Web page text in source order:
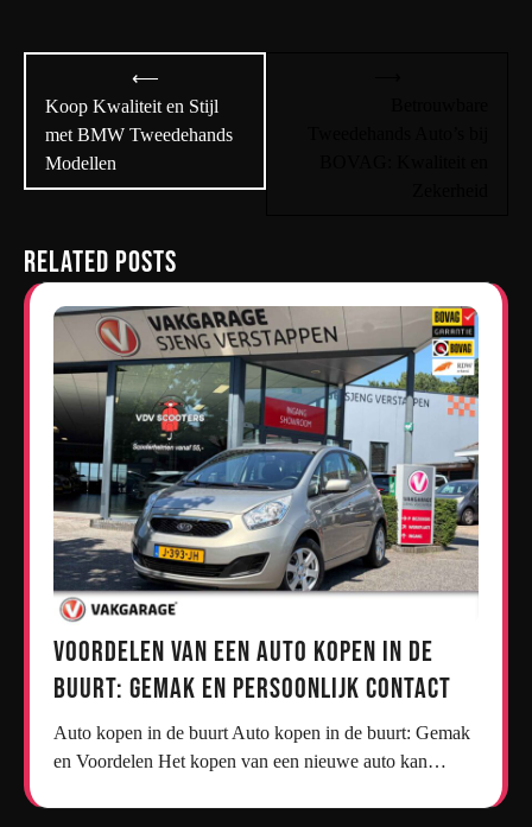
navigatie
⟵
Koop Kwaliteit en Stijl
met BMW Tweedehands
Modellen
Related Posts
Voordelen van een Auto Kopen in de
Buurt: Gemak en Persoonlijk Contact
Auto kopen in de buurt Auto kopen in de buurt: Gemak
en Voordelen Het kopen van een nieuwe auto kan…